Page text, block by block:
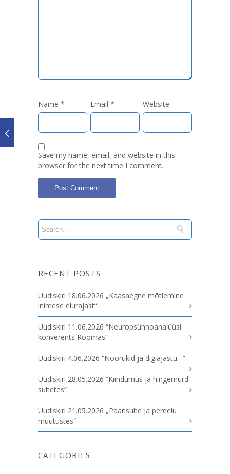
Name * Email * Website
Save my name, email, and website in this
browser for the next time I comment.
RECENT POSTS
Uudiskiri 18.06.2026 „Kaasaegne mõtlemine
inimese elurajast“
Uudiskiri 11.06.2026 “Neuropsühhoanalüüsi
konverents Roomas”
Uudiskiri 4.06.2026 “Noorukid ja digiajastu…”
Uudiskiri 28.05.2026 “Kiindumus ja hingemurd
suhetes”
Uudiskiri 21.05.2026 „Paarisuhe ja pereelu
muutustes“
CATEGORIES